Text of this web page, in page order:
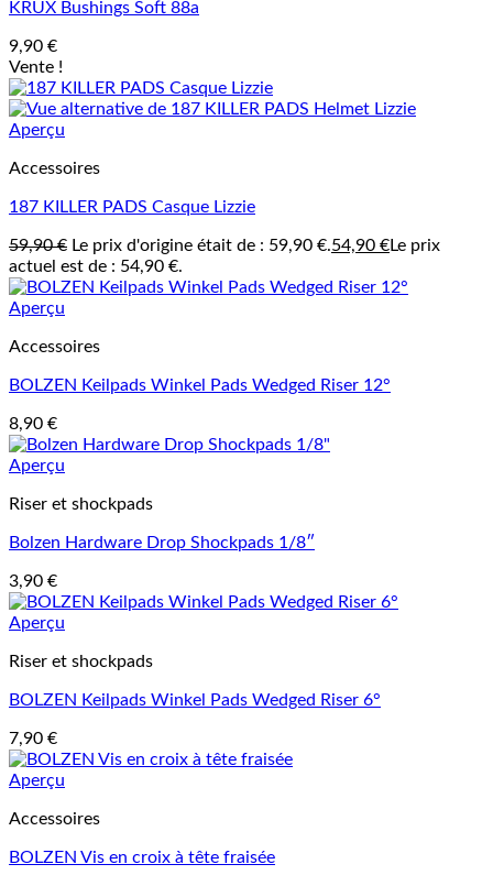
KRUX Bushings Soft 88a
9,90 €
Vente !
Aperçu
Accessoires
187 KILLER PADS Casque Lizzie
59,90€ Le prix d'origine était de : 59,90 €.54,90 €Le prix
actuel est de : 54,90 €.
Aperçu
Accessoires
BOLZEN Keilpads Winkel Pads Wedged Riser 12°
8,90 €
Aperçu
Riser et shockpads
Bolzen Hardware Drop Shockpads 1/8″
3,90 €
Aperçu
Riser et shockpads
BOLZEN Keilpads Winkel Pads Wedged Riser 6°
7,90 €
Aperçu
Accessoires
BOLZEN Vis en croix à tête fraisée